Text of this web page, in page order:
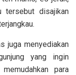
tersebut disajikan
juga menyediakan
yang ingin
para